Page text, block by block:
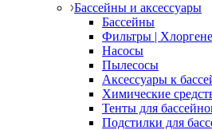
Бассейны и аксессуары
Бассейны
Фильтры |
Насосы
Пылесосы
Аксессуары к
Химические
Тенты для
Подстилки для